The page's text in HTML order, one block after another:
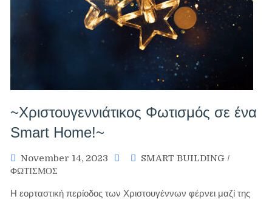
~Χριστουγεννιάτικος Φωτισμός σε ένα
Smart Home!~
November 14, 2023 SMART BUILDING /
ΦΩΤΙΣΜΟΣ
Η εορταστική περίοδος των Χριστουγέννων φέρνει μαζί της